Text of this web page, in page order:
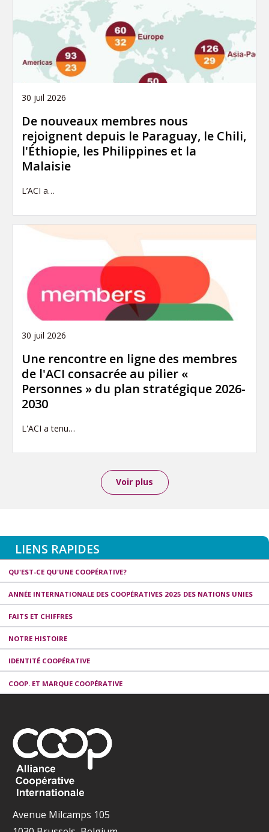
30 juil 2026
De nouveaux membres nous
rejoignent depuis le Paraguay, le Chili,
l'Éthiopie, les Philippines et la
Malaisie
L’ACI a…
30 juil 2026
Une rencontre en ligne des membres
de l'ACI consacrée au pilier «
Personnes » du plan stratégique 2026-
2030
L'ACI a tenu…
Voir plus
LIENS RAPIDES
QU'EST-CE QU'UNE COOPÉRATIVE?
ANNÉE INTERNATIONALE DES COOPÉRATIVES 2025 DES NATIONS UNIES
FAITS ET CHIFFRES
NOTRE HISTOIRE
IDENTITÉ COOPÉRATIVE
COOP. ET MARQUE COOPÉRATIVE
Avenue Milcamps 105